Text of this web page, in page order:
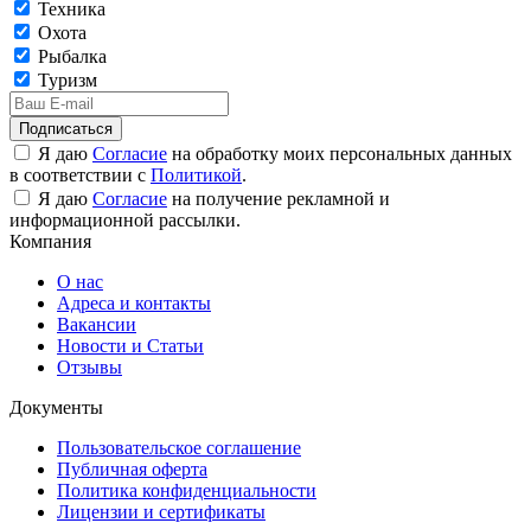
Техника
Охота
Рыбалка
Туризм
Подписаться
Я даю Согласие на обработку моих персональных данных
в соответствии с Политикой.
Я даю Согласие на получение рекламной и
информационной рассылки.
Компания
О нас
Адреса и контакты
Вакансии
Новости и Статьи
Отзывы
Документы
Пользовательское соглашение
Публичная оферта
Политика конфиденциальности
Лицензии и сертификаты